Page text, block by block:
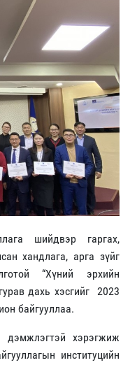
шийдвэр гаргах,
хандлага, арга зүйг
“Хүний эрхийн
дахь хэсгийг 2023
байгууллаа.
дэмжлэгтэй хэрэгжиж
институцийн